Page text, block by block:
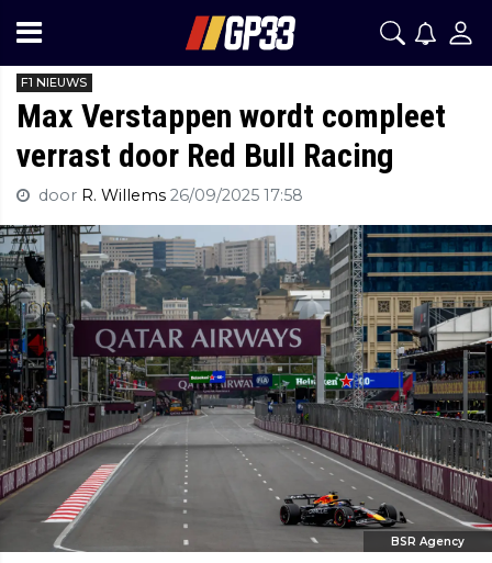
F1 NIEUWS
Max Verstappen wordt compleet
verrast door Red Bull Racing
door R. Willems 26/09/2025 17:58
BSR Agency